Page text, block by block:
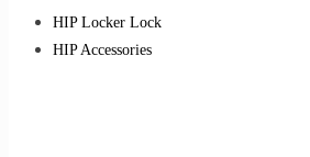
HIP Locker Lock
HIP Accessories